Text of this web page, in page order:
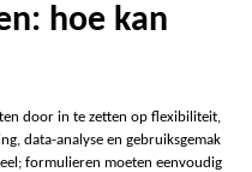
hoe kan
door in te zetten op flexibiliteit,
data-analyse en gebruiksgemak
formulieren moeten eenvoudig